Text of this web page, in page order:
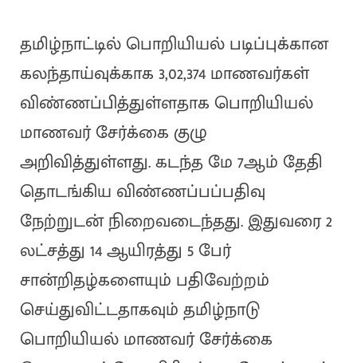
தமிழ்நாட்டில் பொறியியல் படிப்புக்கான
கலந்தாய்வுக்காக 3,02,374 மாணவர்கள்
விண்ணப்பித்துள்ளதாக பொறியியல்
மாணவர் சேர்க்கை குழு
அறிவித்துள்ளது. கடந்த மே 7ஆம் தேதி
தொடங்கிய விண்ணப்பப்பதிவு
நேற்றுடன் நிறைவடைந்தது. இதுவரை 2
லட்சத்து 14 ஆயிரத்து 5 பேர்
சான்றிதழ்களையும் பதிவேற்றம்
செய்துவிட்டதாகவும் தமிழ்நாடு
பொறியியல் மாணவர் சேர்க்கை